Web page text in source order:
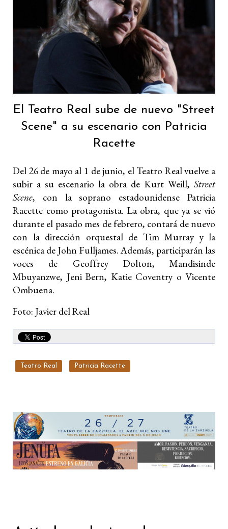
El Teatro Real sube de nuevo "Street
Scene" a su escenario con Patricia
Racette
Del 26 de mayo al 1 de junio, el Teatro Real vuelve a
subir a su escenario la obra de Kurt Weill,Street
Scene, con la soprano estadounidense Patricia
Racette como protagonista. La obra, que ya se vió
durante el pasado mes de febrero, contará de nuevo
con la dirección orquestal de Tim Murray y la
escénica de John Fulljames. Además, participarán las
voces de Geoffrey Dolton, Mandisinde
Mbuyanzwe, Jeni Bern, Katie Coventry o Vicente
Ombuena.
Foto: Javier del Real
Teatro Real Patricia Racette